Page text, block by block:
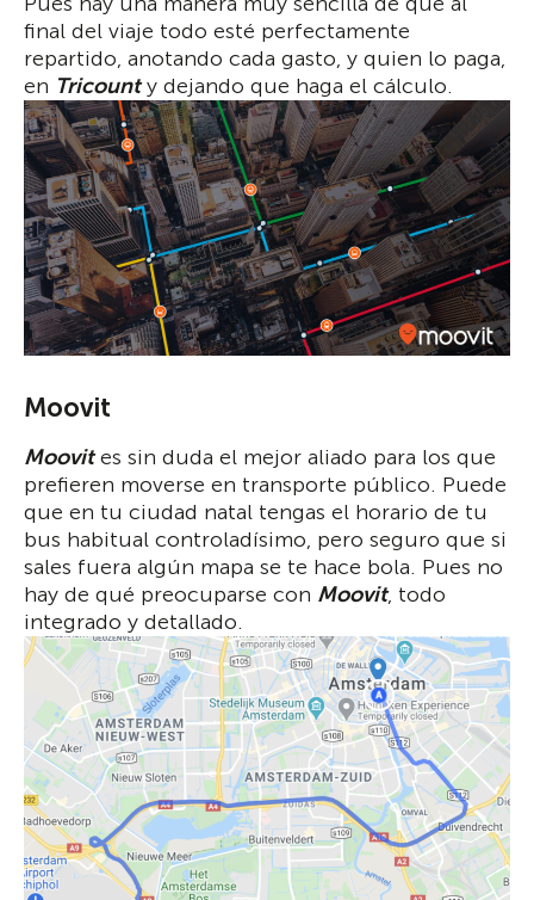
final del viaje todo esté perfectamente
repartido, anotando cada gasto, y quien lo paga,
en Tricount y dejando que haga el cálculo.
Moovit
Moovit es sin duda el mejor aliado para los que
prefieren moverse en transporte público. Puede
que en tu ciudad natal tengas el horario de tu
bus habitual controladísimo, pero seguro que si
sales fuera algún mapa se te hace bola. Pues no
hay de qué preocuparse con Moovit, todo
integrado y detallado.